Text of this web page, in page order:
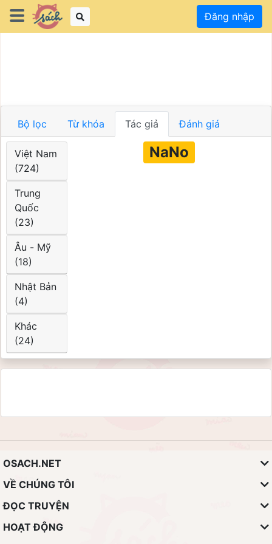
Đăng nhập
Bộ lọc Từ khóa Tác giả Đánh giá
Việt Nam
(724)
Trung
Quốc
(23)
Âu - Mỹ
(18)
Nhật Bản
(4)
Khác
(24)
NaNo
OSACH.NET
VỀ CHÚNG TÔI
ĐỌC TRUYỆN
HOẠT ĐỘNG